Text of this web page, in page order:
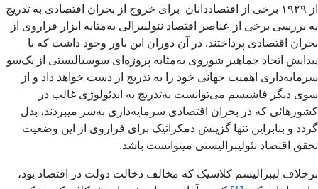
از ۱۹۲۹ برخی از اقتصاددانان برای خروج از بحران اقتصادی به تدریج
به بررسی برخی از عناصر اقتصاد نئولیبرالی به‌مثابه ابزار فراروی از
بحران اقتصادی پرداختند. در آن دوران این باور وجود داشت که با
پیدایش اتحاد جماهیر شوروی به‌مثابه پروژه‌ای سوسیالیستی از یک‌سو
سرمایه‌داری اهمیت جهانی خود را به تدریج از دست خواهد داد و از
سوی دیگر فاشیسم می‌توانست به‌تدریج به ایدئولوژی غالب در
کشورهائی که در بحران اقتصادی سرمایه‌داری به‌سر میبردند، بدل
گردد و بنابراین تنها گزینش دمکراتیک برای فراروی از این وضعیت
تحقق اقتصاد نئولیبرالیستی میتوانست باشد.
برخلاف لیبرالیسم کلاسیک که مخالف دخالت دولت در اقتصاد بود،